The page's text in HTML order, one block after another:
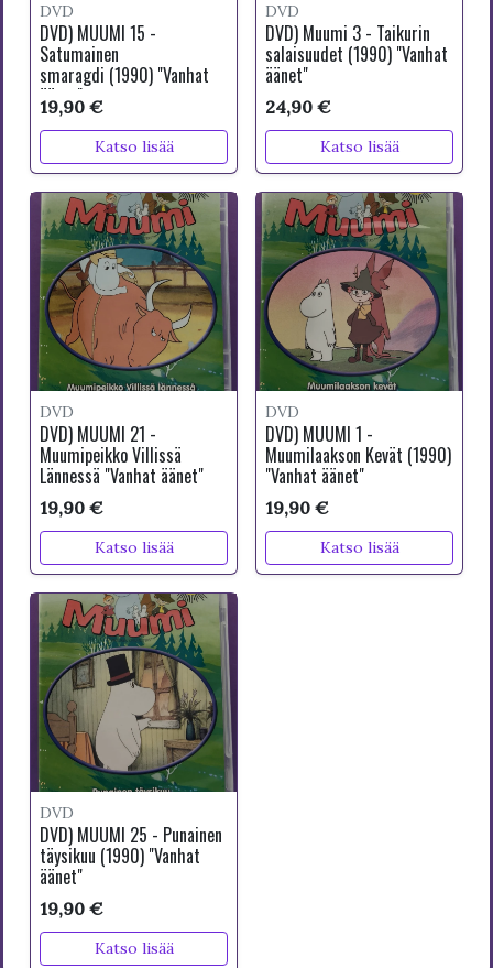
DVD
DVD) MUUMI 15 -
Satumainen
smaragdi (1990) "Vanhat
äänet"
19,90 €
Katso lisää
DVD
DVD) Muumi 3 - Taikurin
salaisuudet (1990) "Vanhat
äänet"
24,90 €
Katso lisää
DVD
DVD) MUUMI 21 -
Muumipeikko Villissä
Lännessä "Vanhat äänet"
19,90 €
Katso lisää
DVD
DVD) MUUMI 1 -
Muumilaakson Kevät (1990)
"Vanhat äänet"
19,90 €
Katso lisää
DVD
DVD) MUUMI 25 - Punainen
täysikuu (1990) "Vanhat
äänet"
19,90 €
Katso lisää